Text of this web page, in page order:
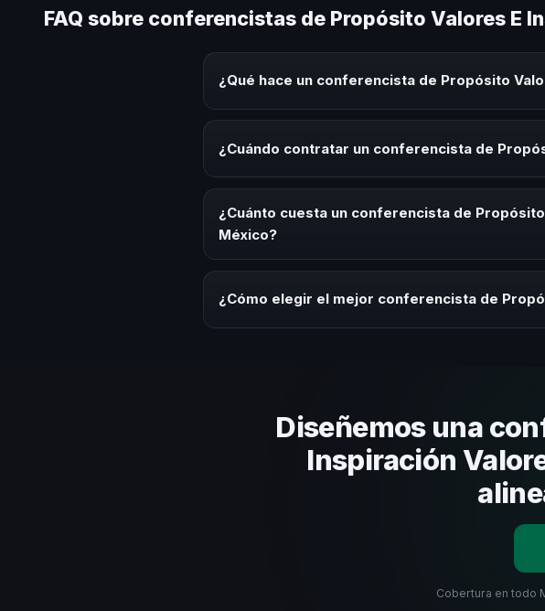
FAQ sobre conferencistas de Propósito Valores E
¿Qué hace un conferencista de Propósito
inspiración y herramientas aplicables para la audiencia.
¿Cuándo contratar un conferencista de
convenciones anuales, programas de desarrollo,
cultural relacionado con esta temática.
¿Cuánto cuesta un conferencista de
México?
¿Cómo elegir el mejor conferencista de
Diseñemos una
Inspiración
Cobertura en todo